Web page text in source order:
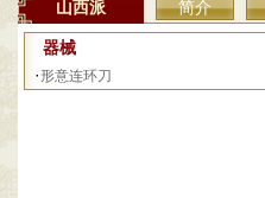
山西派 简介
器械
· 形意连环刀